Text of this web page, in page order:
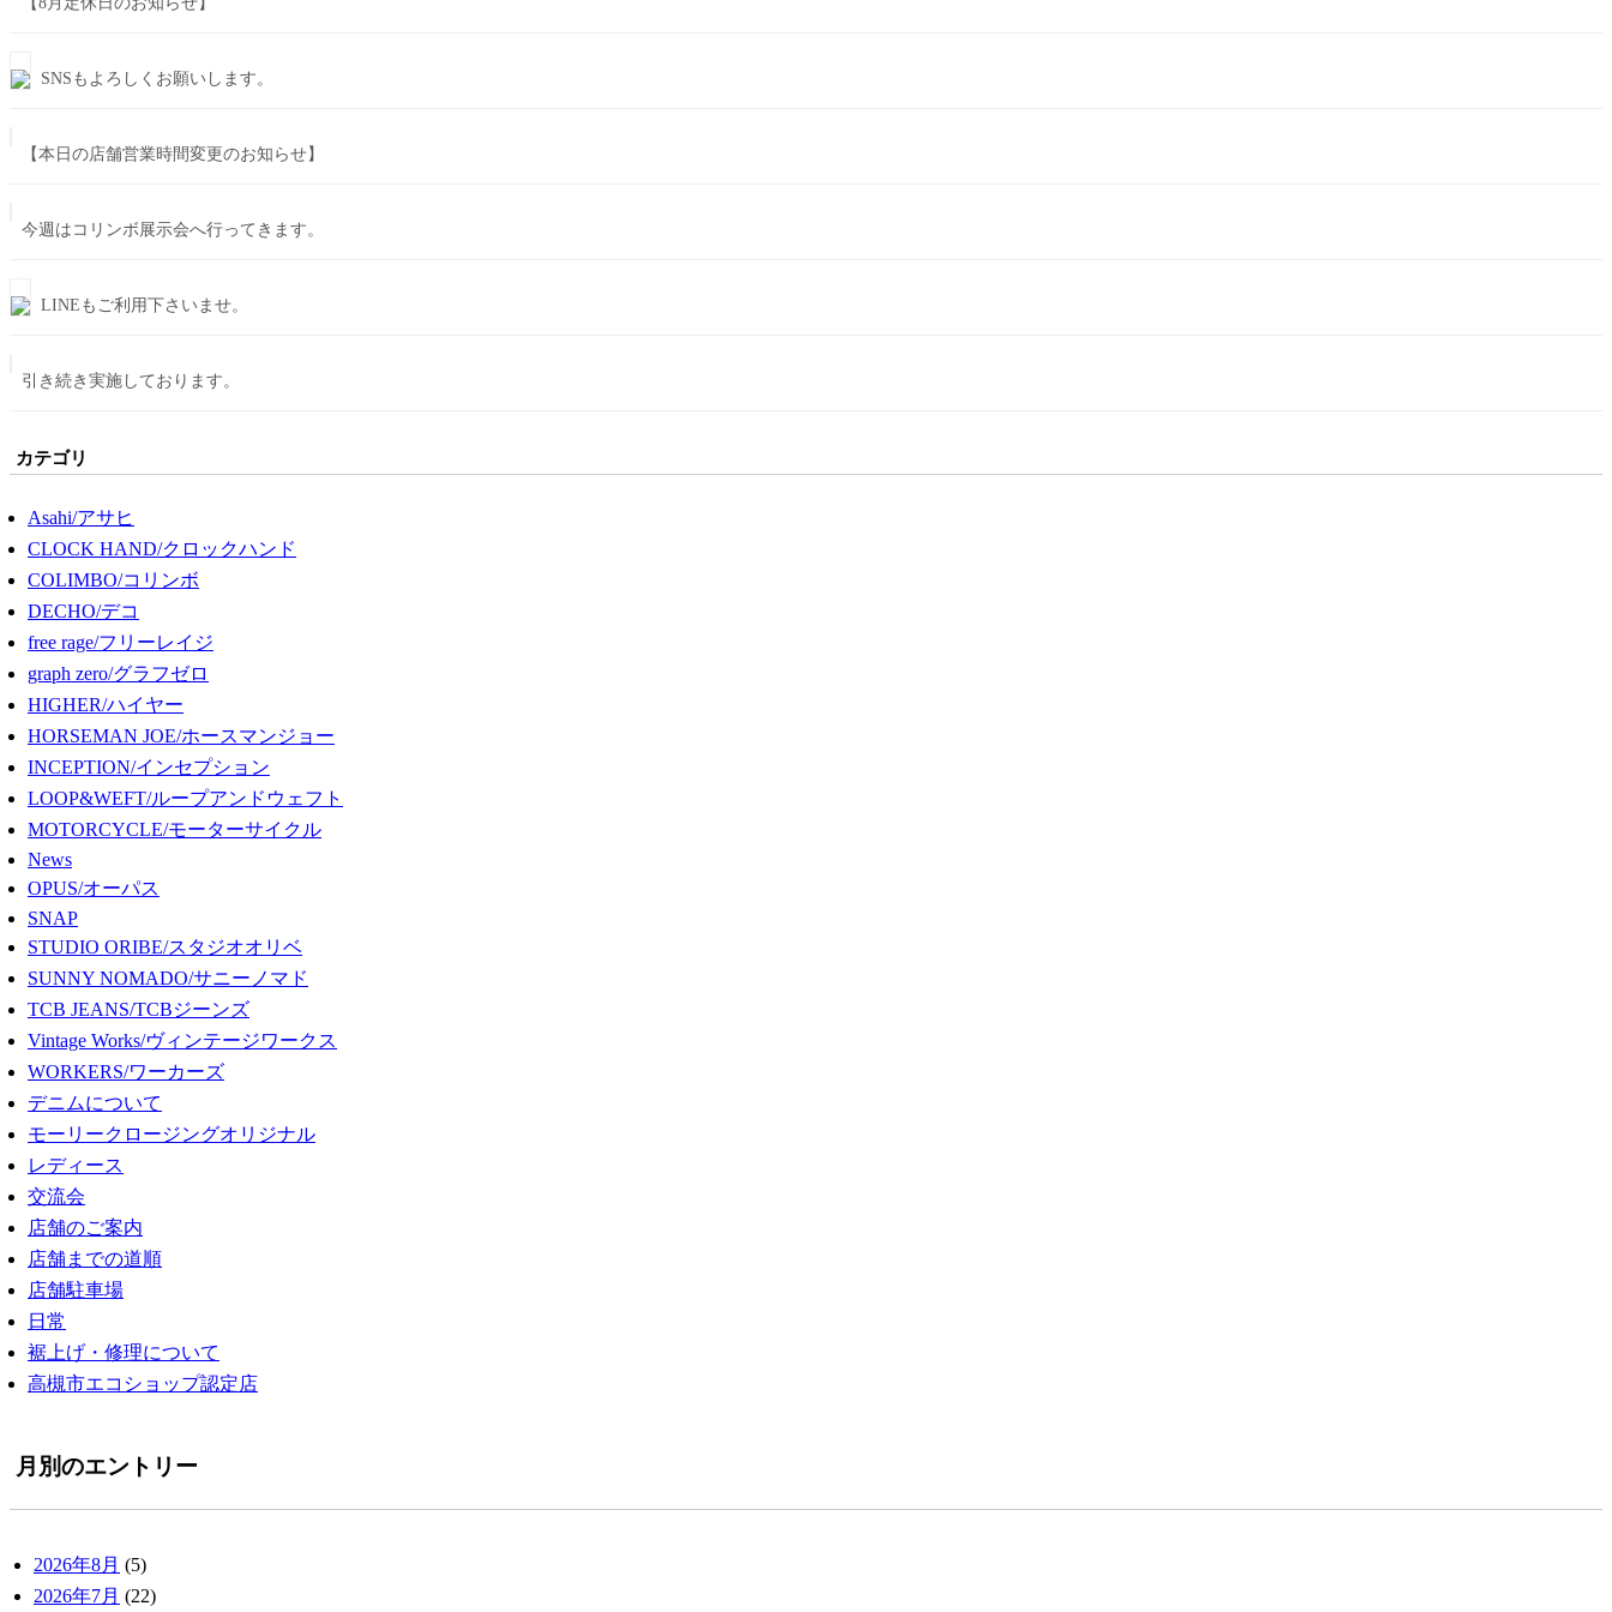
SNSもよろしくお願いします。
【本日の店舗営業時間変更のお知らせ】
今週はコリンボ展示会へ行ってきます。
LINEもご利用下さいませ。
引き続き実施しております。
カテゴリ
Asahi/アサヒ
CLOCK HAND/クロックハンド
COLIMBO/コリンボ
DECHO/デコ
free rage/フリーレイジ
graph zero/グラフゼロ
HIGHER/ハイヤー
HORSEMAN JOE/ホースマンジョー
INCEPTION/インセプション
LOOP&WEFT/ループアンドウェフト
MOTORCYCLE/モーターサイクル
News
OPUS/オーパス
SNAP
STUDIO ORIBE/スタジオオリベ
SUNNY NOMADO/サニーノマド
TCB JEANS/TCBジーンズ
Vintage Works/ヴィンテージワークス
WORKERS/ワーカーズ
デニムについて
モーリークロージングオリジナル
レディース
交流会
店舗のご案内
店舗までの道順
店舗駐車場
日常
裾上げ・修理について
高槻市エコショップ認定店
月別のエントリー
2026年8月 (5)
2026年7月 (22)